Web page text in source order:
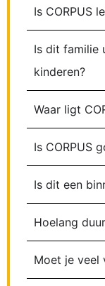
Is CORPUS
Is dit familie
kinderen?
Waar ligt
Is CORPUS
Is dit een
Hoelang
Moet je veel